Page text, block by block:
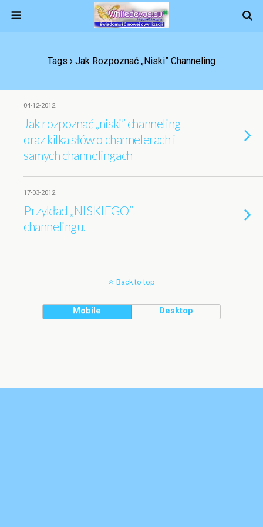
Tags › Jak Rozpoznać „niski” Channeling
04-12-2012
Jak rozpoznać „niski” channeling
oraz kilka słów o channelerach i
samych channelingach
17-03-2012
Przykład „NISKIEGO”
channelingu.
Back to top
Mobile Desktop